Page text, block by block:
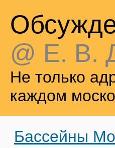
@ Е. В.
Не только
каждом
Бассейны